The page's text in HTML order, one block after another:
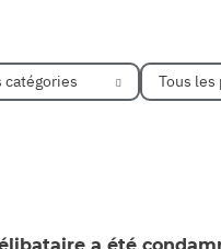
catégories Tous les